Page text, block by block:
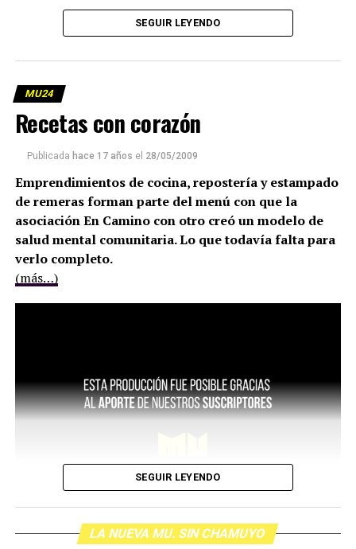
SEGUIR LEYENDO
MU24
Recetas con corazón
Publicada hace 17 años el 28/05/2009
Emprendimientos de cocina, repostería y estampado
de remeras forman parte del menú con que la
asociación En Camino con otro creó un modelo de
salud mental comunitaria. Lo que todavía falta para
verlo completo.
(más…)
SEGUIR LEYENDO
LA NUEVA MU. SIN CHAMUYO